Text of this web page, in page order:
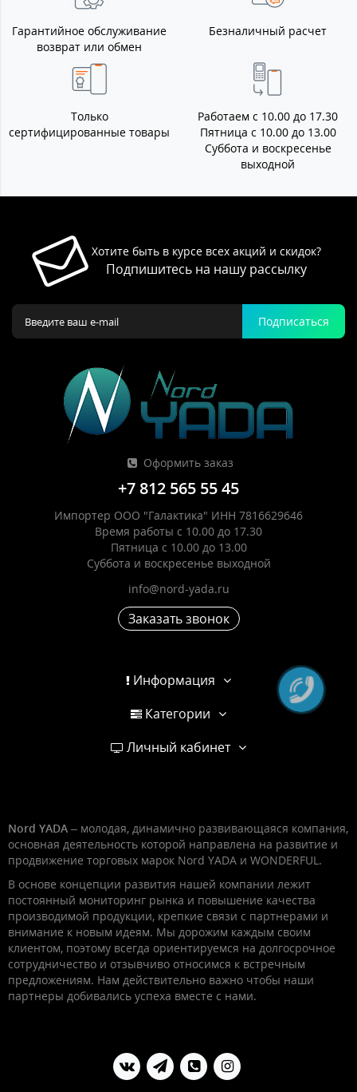
Гарантийное обслуживание
возврат или обмен
Безналичный расчет
Только
сертифицированные товары
Работаем с 10.00 до 17.30
Пятница с 10.00 до 13.00
Суббота и воскресенье
выходной
Хотите быть в курсе всех акций и скидок?
Подпишитесь на нашу рассылку
Подписаться
Оформить заказ
+7 812 565 55 45
Импортер ООО "Галактика" ИНН 7816629646
Время работы с 10.00 до 17.30
Пятница с 10.00 до 13.00
Суббота и воскресенье выходной
info@nord-yada.ru
Заказать звонок
Информация
Категории
Личный кабинет
Nord YADA – молодая, динамично развивающаяся компания,
основная деятельность которой направлена на развитие и
продвижение торговых марок Nord YADA и WONDERFUL.
В основе концепции развития нашей компании лежит
постоянный мониторинг рынка и повышение качества
производимой продукции, крепкие связи с партнерами и
внимание к новым идеям. Мы дорожим каждым своим
клиентом, поэтому всегда ориентируемся на долгосрочное
сотрудничество и отзывчиво относимся к встречным
предложениям. Нам действительно важно чтобы наши
партнеры добивались успеха вместе с нами.